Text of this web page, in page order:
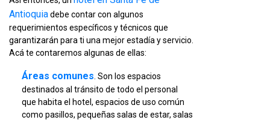
Antioquiadebe contar con algunos
requerimientos específicos y técnicos que
garantizarán para ti una mejor estadía y servicio.
Acá te contaremos algunas de ellas:
Áreas comunes. Son los espacios
destinados al tránsito de todo el personal
que habita el hotel, espacios de uso común
como pasillos, pequeñas salas de estar, salas